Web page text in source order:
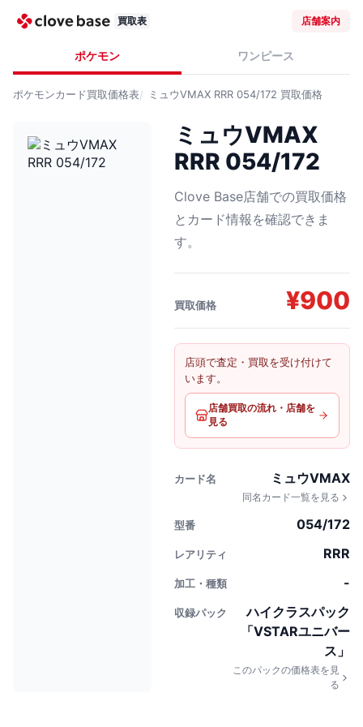
買取表 店舗案内
ポケモン ワンピース
ポケモンカード買取価格表 ミュウVMAX RRR 054/172 買取価格
ミュウVMAX
RRR 054/172
Clove Base店舗での買取価格
とカード情報を確認できま
す。
買取価格 ¥900
店頭で査定・買取を受け付けて
います。
店舗買取の流れ・店舗を
見る
カード名 ミュウVMAX
同名カード一覧を見る
型番 054/172
レアリティ RRR
加工・種類 -
収録パック
ハイクラスパック
「VSTARユニバー
ス」
このパックの価格表を見
る